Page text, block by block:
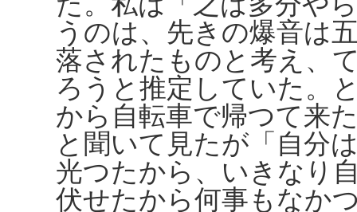
うのは、先きの爆音は
落されたものと考え、
ろうと推定していた。
から自転車で帰つて来
と聞いて見たが「自分
光つたから、いきなり
伏せたから何事もなか